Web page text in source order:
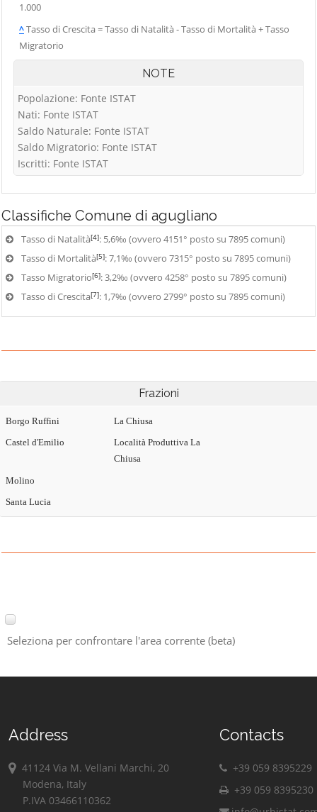
1.000
^Tasso di Crescita = Tasso di Natalità - Tasso di Mortalità + Tasso
Migratorio
NOTE
Popolazione: Fonte ISTAT
Nati: Fonte ISTAT
Saldo Naturale: Fonte ISTAT
Saldo Migratorio: Fonte ISTAT
Iscritti: Fonte ISTAT
Classifiche Comune di agugliano
Tasso di Natalità[4]: 5,6‰ (ovvero 4151° posto su 7895 comuni)
Tasso di Mortalità[5]: 7,1‰ (ovvero 7315° posto su 7895 comuni)
Tasso Migratorio[6]: 3,2‰ (ovvero 4258° posto su 7895 comuni)
Tasso di Crescita[7]: 1,7‰ (ovvero 2799° posto su 7895 comuni)
Frazioni
Borgo Ruffini
Castel d'Emilio
La Chiusa
Località Produttiva La
Chiusa
Molino
Santa Lucia
Seleziona per confrontare l'area corrente (beta)
Address
41124 Via M. Vellani Marchi, 20
Modena, Italy
P.IVA 03466110362
Contacts
+39 059 8395229
+39 059 8395230